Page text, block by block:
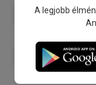
ISOFIX rendszer
Sportfutómű
A legjobb